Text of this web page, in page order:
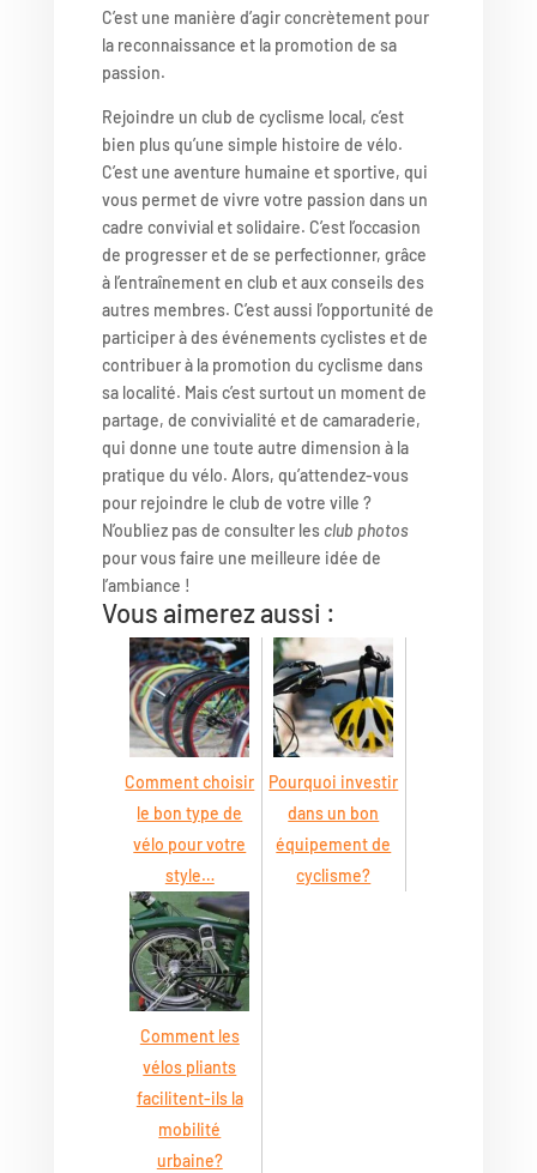
C’est une manière d’agir concrètement pour
la reconnaissance et la promotion de sa
passion.
Rejoindre un club de cyclisme local, c’est
bien plus qu’une simple histoire de vélo.
C’est une aventure humaine et sportive, qui
vous permet de vivre votre passion dans un
cadre convivial et solidaire. C’est l’occasion
de progresser et de se perfectionner, grâce
à l’entraînement en club et aux conseils des
autres membres. C’est aussi l’opportunité de
participer à des événements cyclistes et de
contribuer à la promotion du cyclisme dans
sa localité. Mais c’est surtout un moment de
partage, de convivialité et de camaraderie,
qui donne une toute autre dimension à la
pratique du vélo. Alors, qu’attendez-vous
pour rejoindre le club de votre ville ?
N’oubliez pas de consulter les club photos
pour vous faire une meilleure idée de
l’ambiance !
Vous aimerez aussi :
Comment choisir
le bon type de
vélo pour votre
style…
Pourquoi investir
dans un bon
équipement de
cyclisme?
Comment les
vélos pliants
facilitent-ils la
mobilité
urbaine?